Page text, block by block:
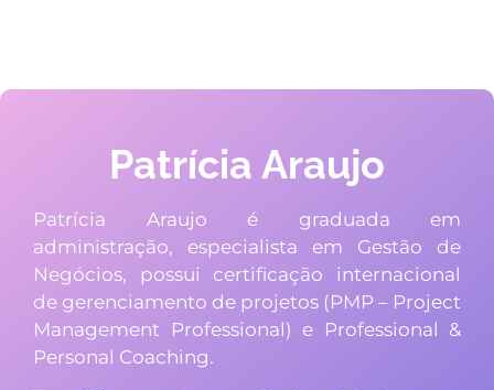
Patrícia Araujo
Patrícia Araujo é graduada em
administração, especialista em Gestão de
Negócios, possui certificação internacional
de gerenciamento de projetos (PMP – Project
Management Professional) e Professional &
Personal Coaching.